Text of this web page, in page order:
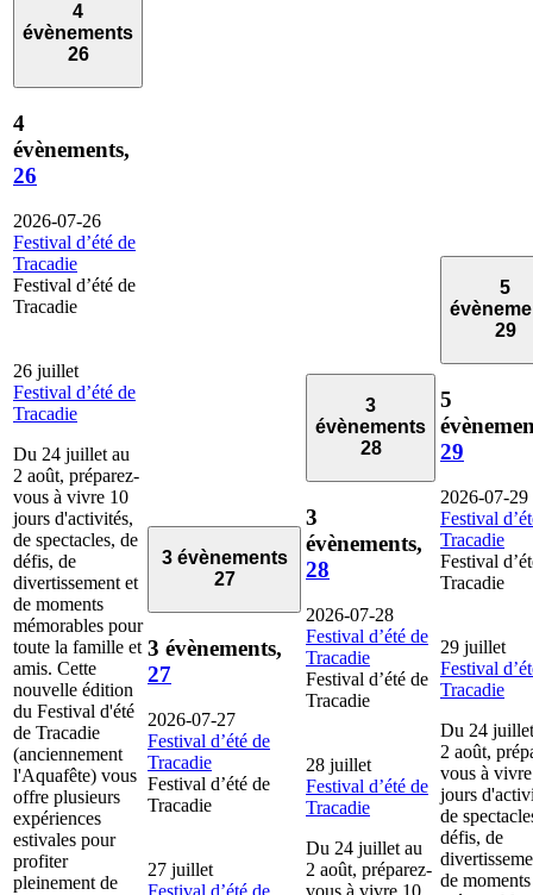
4
évènements
26
4
évènements,
26
2026-07-26
Festival d’été de
Tracadie
Festival d’été de
Tracadie
26 juillet
Festival d’été de
Tracadie
Du 24 juillet au
2 août, préparez-
vous à vivre 10
jours d'activités,
de spectacles, de
défis, de
divertissement et
de moments
mémorables pour
toute la famille et
amis. Cette
nouvelle édition
du Festival d'été
de Tracadie
(anciennement
l'Aquafête) vous
offre plusieurs
expériences
estivales pour
profiter
pleinement de
3 évènements
27
3 évènements,
27
2026-07-27
Festival d’été de
Tracadie
Festival d’été de
Tracadie
27 juillet
3
évènements
28
3
évènements,
28
2026-07-28
Festival d’été de
Tracadie
Festival d’été de
Tracadie
28 juillet
Festival d’été de
Tracadie
Du 24 juillet au
2 août, préparez-
5
29
5
29
2026-07-29
Festival
Tracadie
Festival
Tracadie
29 juillet
Festival
Tracadie
Du 24
2 août,
vous à
jours
de
défis, de
de moments